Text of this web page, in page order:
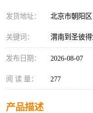
发货地址： 北京市朝阳区
关键词： 渭南到圣彼
发布日期： 2026-08-07
阅 读 量： 277
产品描述